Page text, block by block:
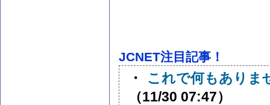
JCNET注目記事！
・
これで何もありま
（11/30 07:47）